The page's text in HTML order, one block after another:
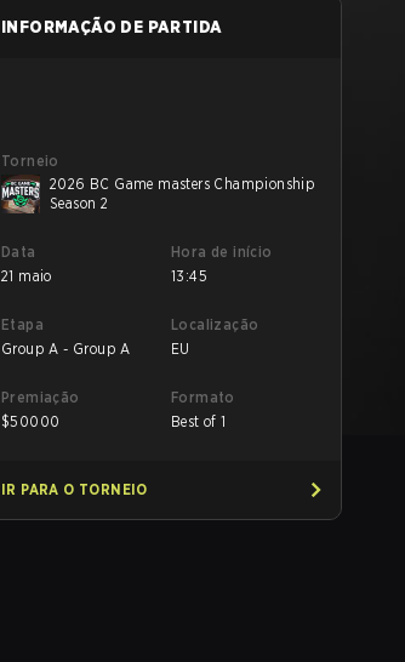
INFORMAÇÃO DE PARTIDA
Torneio
2026 BC Game masters Championship
Season 2
Data
21 maio
Hora de início
13:45
Etapa
Group A - Group A
Localização
EU
Premiação
$50000
Formato
Best of 1
IR PARA O TORNEIO